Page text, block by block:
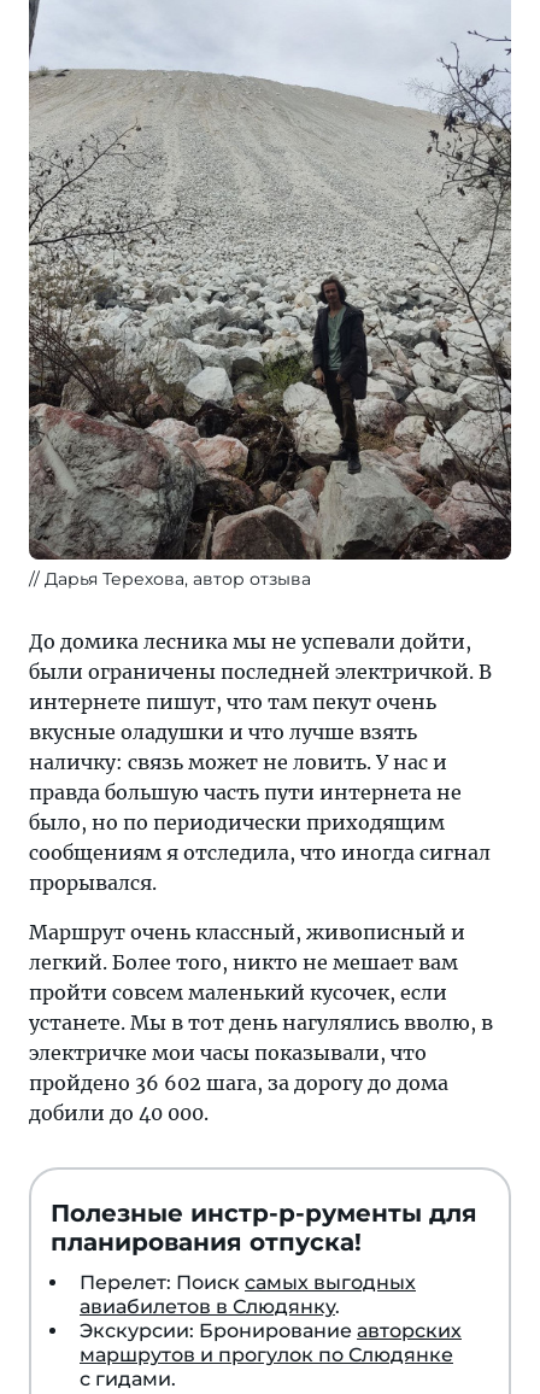
Дарья Терехова, автор отзыва
До домика лесника мы не успевали дойти,
были ограничены последней электричкой. В
интернете пишут, что там пекут очень
вкусные оладушки и что лучше взять
наличку: связь может не ловить. У нас и
правда большую часть пути интернета не
было, но по периодически приходящим
сообщениям я отследила, что иногда сигнал
прорывался.
Маршрут очень классный, живописный и
легкий. Более того, никто не мешает вам
пройти совсем маленький кусочек, если
устанете. Мы в тот день нагулялись вволю, в
электричке мои часы показывали, что
пройдено 36 602 шага, за дорогу до дома
добили до 40 000.
Полезные инстр-р-рументы для
планирования отпуска!
Перелет: Поиск самых выгодных
авиабилетов в Слюдянку.
Экскурсии: Бронирование авторских
маршрутов и прогулок по Слюдянке
с гидами.